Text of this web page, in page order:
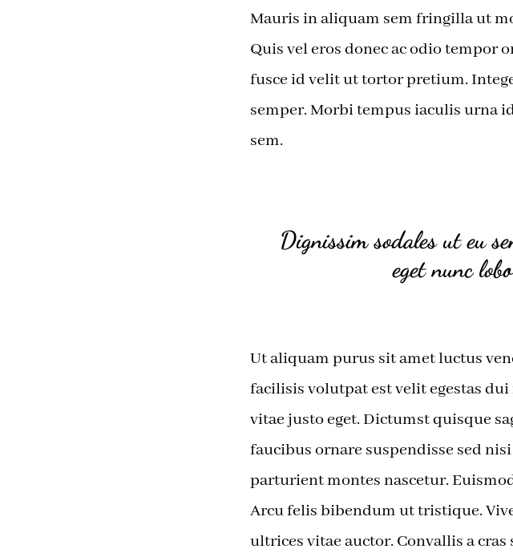
Mauris in aliquam sem fringilla ut
Quis vel eros donec ac odio tempor
fusce id velit ut tortor pretium.
semper. Morbi tempus iaculis urna
sem.
Dignissim sodales ut eu
eget nunc
Ut aliquam purus sit amet luctus
facilisis volutpat est velit egestas
vitae justo eget. Dictumst quisque
faucibus ornare suspendisse sed
parturient montes nascetur.
Arcu felis bibendum ut tristique.
ultrices vitae auctor. Convallis a